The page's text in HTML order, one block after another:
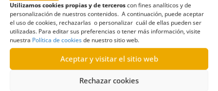
Utilizamos cookies propias y de terceroscon fines analíticos y de
personalización de nuestros contenidos. A continuación, puede aceptar
el uso de cookies, rechazarlas o personalizar cuál de ellas pueden ser
utilizadas. Para editar sus preferencias o tener más información, visite
nuestra Política de cookiesde nuestro sitio web.
Aceptar y visitar el sitio web
Rechazar cookies